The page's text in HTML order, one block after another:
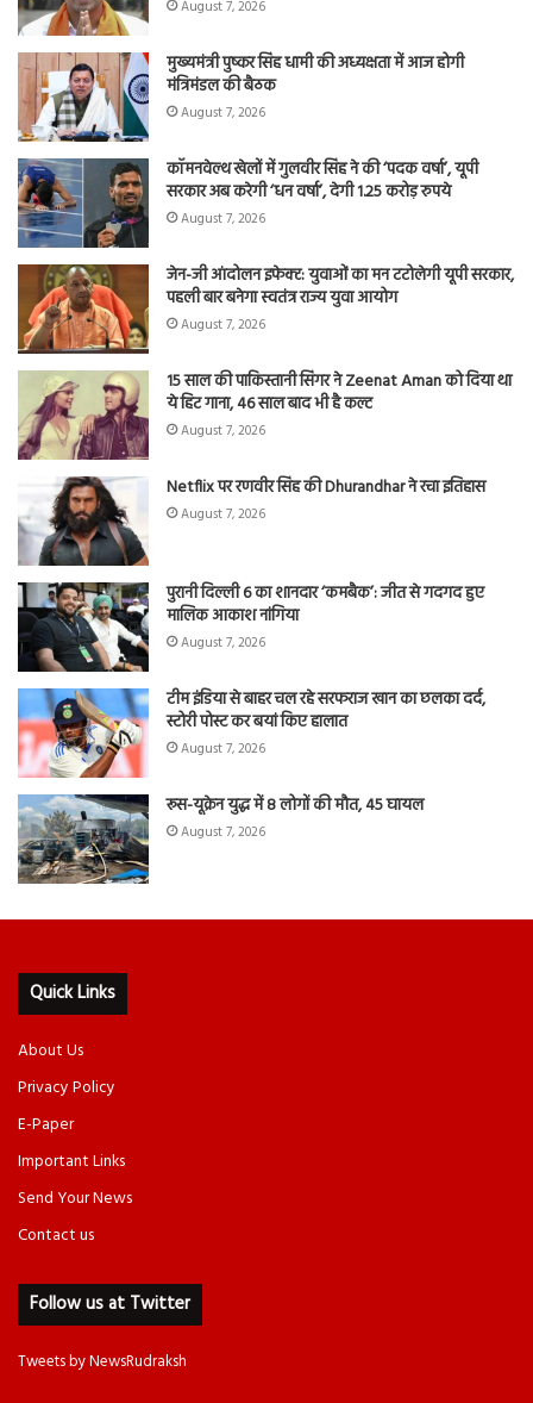
August 7, 2026
मुख्यमंत्री पुष्कर सिंह धामी की अध्यक्षता में आज होगी
मंत्रिमंडल की बैठक
August 7, 2026
कॉमनवेल्थ खेलों में गुलवीर सिंह ने की ‘पदक वर्षा’, यूपी
सरकार अब करेगी ‘धन वर्षा’, देगी 1.25 करोड़ रुपये
August 7, 2026
जेन-जी आंदोलन इफेक्ट: युवाओं का मन टटोलेगी यूपी सरकार,
पहली बार बनेगा स्वतंत्र राज्य युवा आयोग
August 7, 2026
15 साल की पाकिस्तानी सिंगर ने Zeenat Aman को दिया था
ये हिट गाना, 46 साल बाद भी है कल्ट
August 7, 2026
Netflix पर रणवीर सिंह की Dhurandhar ने रचा इतिहास
August 7, 2026
पुरानी दिल्ली 6 का शानदार ‘कमबैक’: जीत से गदगद हुए
मालिक आकाश नांगिया
August 7, 2026
टीम इंडिया से बाहर चल रहे सरफराज खान का छलका दर्द,
स्टोरी पोस्ट कर बयां किए हालात
August 7, 2026
रूस-यूक्रेन युद्ध में 8 लोगों की मौत, 45 घायल
August 7, 2026
Quick Links
About Us
Privacy Policy
E-Paper
Important Links
Send Your News
Contact us
Follow us at Twitter
Tweets by NewsRudraksh